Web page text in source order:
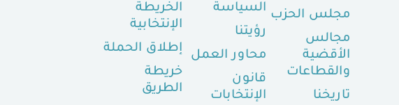
الخريطة
الإنتخابية
إطلاق الحملة
خريطة
الطريق
السياسة
رؤيتنا
محاور العمل
قانون
الإنتخابات
مجلس الحزب
مجالس
الأقضية
والقطاعات
تاريخنا